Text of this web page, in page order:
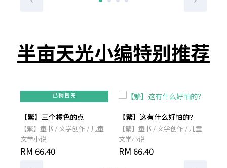
半亩天光小编特别推荐
已销售完
【繁】三个橘色的点
【繁】童书 / 文学创作 / 儿童
文学小说
RM 66.40
【繁】这有什么好怕的？
【繁】童书 / 文学创作 / 儿童
文学小说
RM 66.40